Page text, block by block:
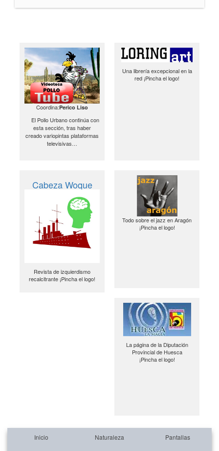
Coordina:Perico Liso
El Pollo Urbano continúa con
esta sección, tras haber
creado variopintas plataformas
televisivas…
Una librería excepcional en la
red ¡Pincha el logo!
Cabeza Woque
Revista de izquierdismo
recalcitrante ¡Pincha el logo!
Todo sobre el jazz en Aragón
¡Pincha el logo!
La página de la Diputación
Provincial de Huesca
¡Pincha el logo!
Inicio Naturaleza Pantallas